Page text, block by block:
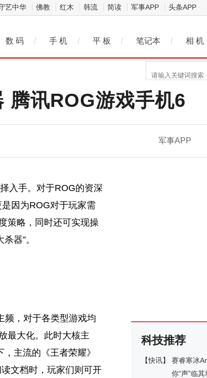
艺中华 佛教 红木 韩流 简读 军事APP 头条APP
数 码 / 手 机 / 平 板 / 笔记本 / 相 机
腾讯ROG游戏手机6
军事APP
入手。对于ROG的资深
因为ROG对于玩家需
策略，同时还可实现操
器”。
频，对于各类型游戏均
最大化。此时大核主
主流的《王者荣耀》
文档时， 玩家们则可开
科技推荐
【快讯】
赛睿寒冰
你“声”临其